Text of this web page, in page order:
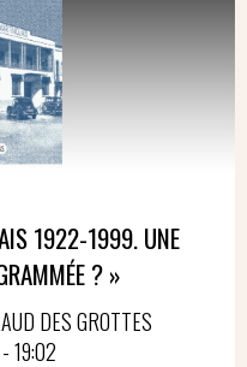
1922-1999. UNE
? »
DES GROTTES
19:02